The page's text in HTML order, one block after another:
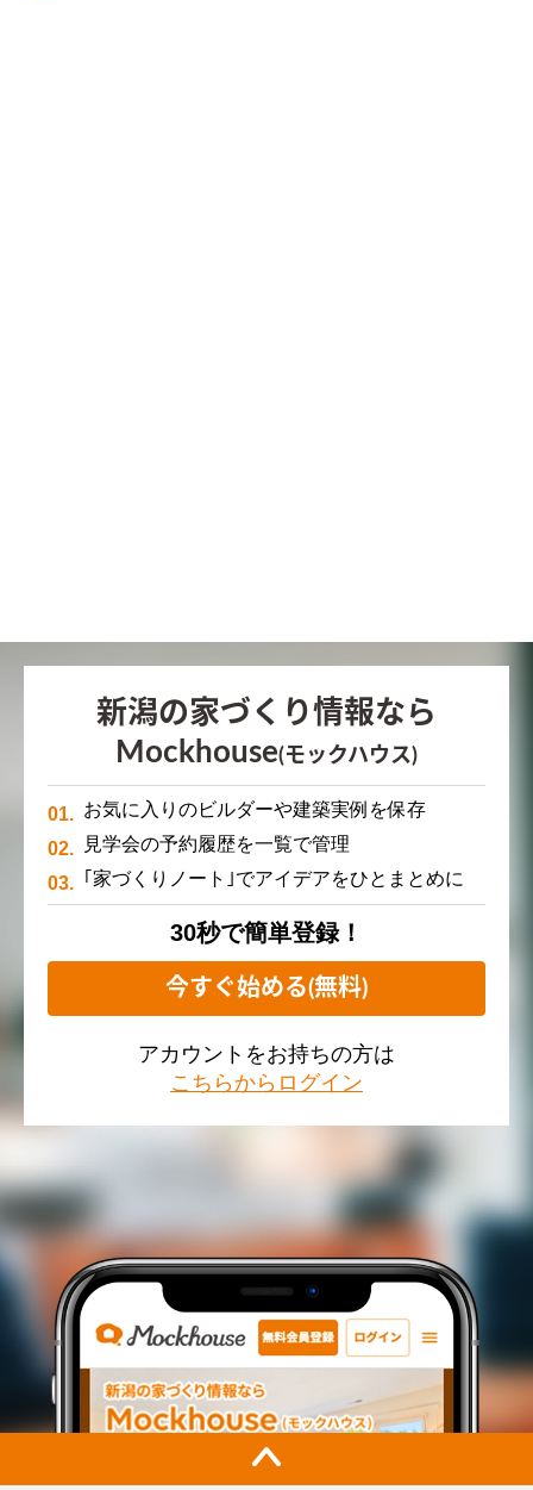
新潟の家づくり情報なら
Mockhouse(モックハウス)
お気に入りのビルダーや建築実例を保存
見学会の予約履歴を一覧で管理
｢家づくりノート｣でアイデアをひとまとめに
30秒で簡単登録！
今すぐ始める(無料)
アカウントをお持ちの方は
こちらからログイン